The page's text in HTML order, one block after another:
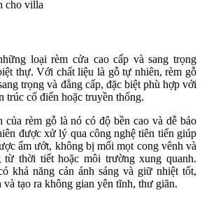
loại rèm cửa cao cấp và sang trọng
thự. Với chất liệu là gỗ tự nhiên, rèm gỗ
trọng và đẳng cấp, đặc biệt phù hợp với
trúc cổ điển hoặc truyền thống.
rèm gỗ là nó có độ bền cao và dễ bảo
được xử lý qua công nghệ tiên tiến giúp
ẩm ướt, không bị mối mọt cong vênh và
từ thời tiết hoặc môi trường xung quanh.
khả năng cản ánh sáng và giữ nhiệt tốt,
tạo ra không gian yên tĩnh, thư giãn.